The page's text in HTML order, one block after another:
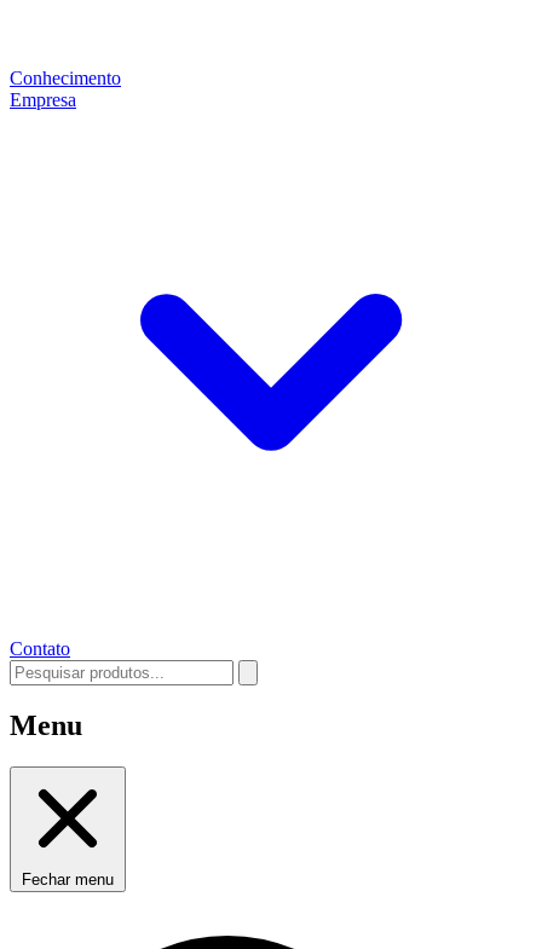
Conhecimento
Empresa
Contato
Menu
Fechar menu